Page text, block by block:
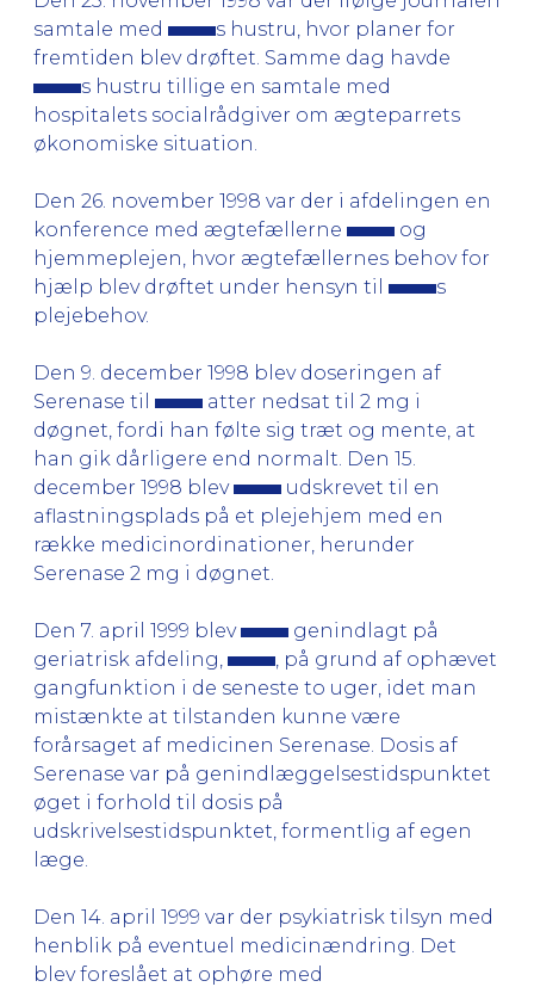
samtale med
s hustru, hvor planer for
fremtiden blev drøftet. Samme dag havde
s hustru tillige en samtale med
hospitalets socialrådgiver om ægteparrets
økonomiske situation.
Den 26. november 1998 var der i afdelingen en
konference med ægtefællerne
og
hjemmeplejen, hvor ægtefællernes behov for
hjælp blev drøftet under hensyn til
s
plejebehov.
Den 9. december 1998 blev doseringen af
Serenase til
atter nedsat til 2 mg i
døgnet, fordi han følte sig træt og mente, at
han gik dårligere end normalt. Den 15.
december 1998 blev
udskrevet til en
aflastningsplads på et plejehjem med en
række medicinordinationer, herunder
Serenase 2 mg i døgnet.
Den 7. april 1999 blev
genindlagt på
geriatrisk afdeling,
, på grund af ophævet
gangfunktion i de seneste to uger, idet man
mistænkte at tilstanden kunne være
forårsaget af medicinen Serenase. Dosis af
Serenase var på genindlæggelsestidspunktet
øget i forhold til dosis på
udskrivelsestidspunktet, formentlig af egen
læge.
Den 14. april 1999 var der psykiatrisk tilsyn med
henblik på eventuel medicinændring. Det
blev foreslået at ophøre med